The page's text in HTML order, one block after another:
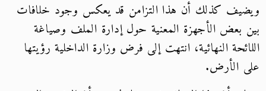
ويضيف كذلك أن هذا التزامن قد يعكس وجود خلافات
بين بعض الأجهزة المعنية حول إدارة الملف وصياغة
اللائحة النهائية، انتهت إلى فرض وزارة الداخلية رؤيتها
على الأرض.